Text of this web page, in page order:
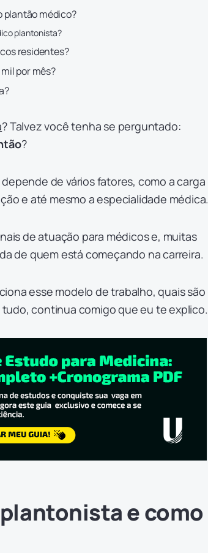
plantão médico?
plantonista?
residentes?
por mês?
? Talvez você tenha se perguntado:
?
de vários fatores, como a carga
e até mesmo a especialidade médica.
de atuação para médicos e, muitas
de quem está começando na carreira.
esse modelo de trabalho, quais são
continua comigo que eu te explico.
e como